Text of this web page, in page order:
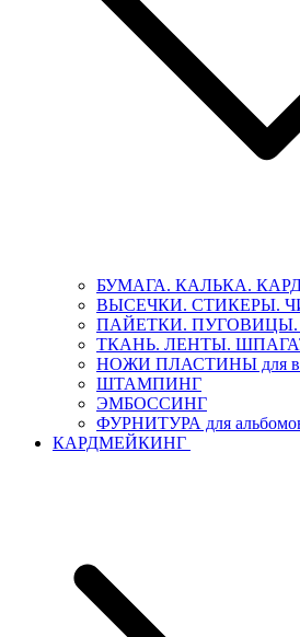
БУМАГА. КАЛЬКА.
ВЫСЕЧКИ. СТИКЕРЫ.
ПАЙЕТКИ. ПУГОВИЦЫ.
ТКАНЬ. ЛЕНТЫ.
НОЖИ ПЛАСТИНЫ для
ШТАМПИНГ
ЭМБОССИНГ
ФУРНИТУРА для
КАРДМЕЙКИНГ